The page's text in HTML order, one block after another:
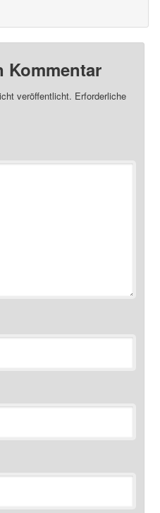
Kommentar
veröffentlicht. Erforderliche